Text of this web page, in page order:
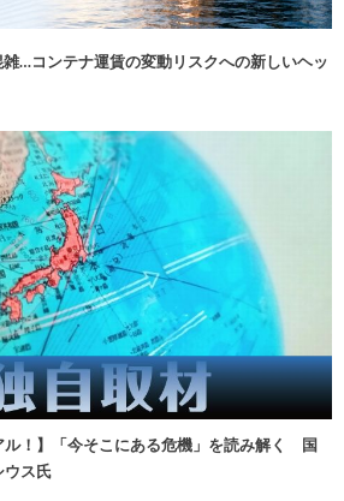
…コンテナ運賃の変動リスクへの新しいヘッ
ル！】「今そこにある危機」を読み解く 国
ウス氏